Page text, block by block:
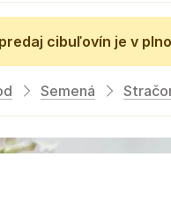
cibuľovín je v
Semená